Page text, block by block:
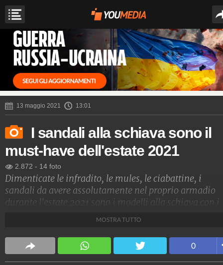
13 maggio 2021 13:01
I sandali alla schiava sono il
must-have dell'estate 2021
2.872 - 14 foto
Dimenticate le infradito, le mules, le ciabattine, i
sandali da avere assolutamente nel proprio armadio
durante l'estate 2021 sono i modelli alla schiava con i
2000 ai vostri look.
MOSTRA TUTTO
0